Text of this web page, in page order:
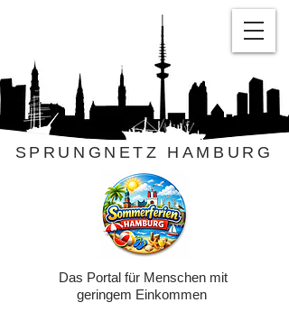
SPRUNGNETZ HAMBURG
Das Portal für Menschen mit
geringem Einkommen